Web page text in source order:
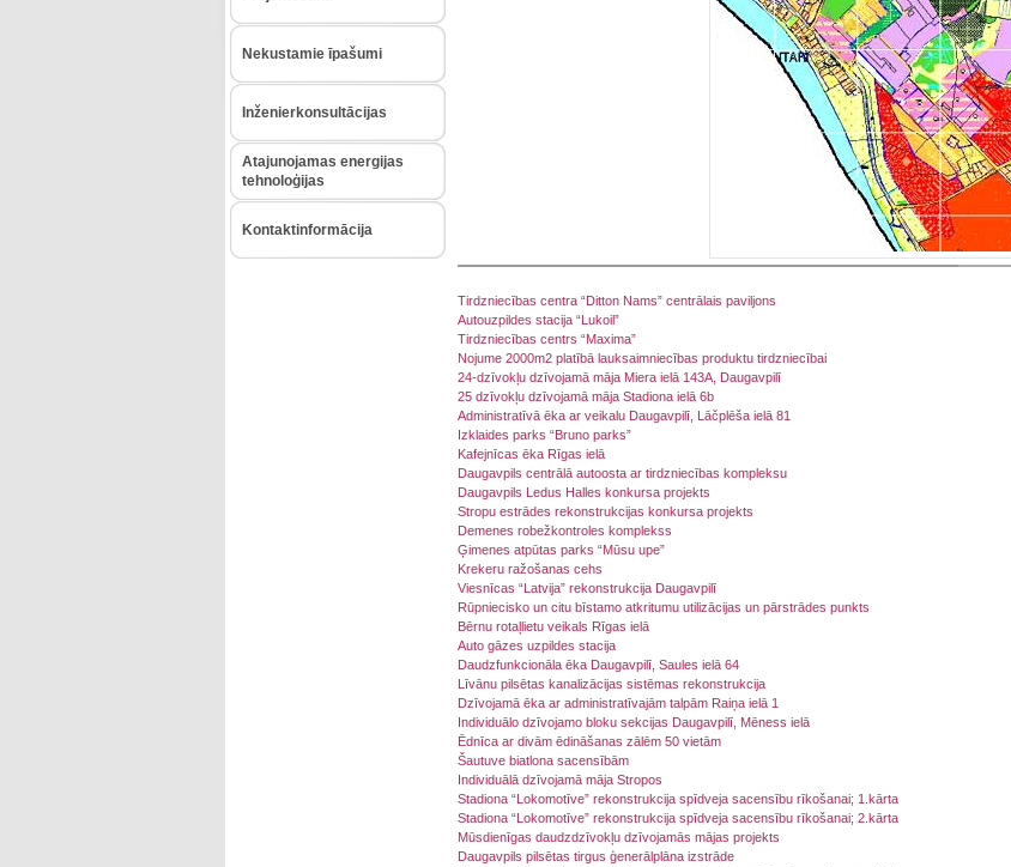
Nekustamie īpašumi
Inženierkonsultācijas
Atajunojamas energijas
tehnoloģijas
Kontaktinformācija
Tirdzniecības centra “Ditton Nams” centrālais paviljons
Autouzpildes stacija “Lukoil”
Tirdzniecības centrs “Maxima”
Nojume 2000m2 platībā lauksaimniecības produktu tirdzniecībai
24-dzīvokļu dzīvojamā māja Miera ielā 143A, Daugavpilī
25 dzīvokļu dzīvojamā māja Stadiona ielā 6b
Administratīvā ēka ar veikalu Daugavpilī, Lāčplēša ielā 81
Izklaides parks “Bruno parks”
Kafejnīcas ēka Rīgas ielā
Daugavpils centrālā autoosta ar tirdzniecības kompleksu
Daugavpils Ledus Halles konkursa projekts
Stropu estrādes rekonstrukcijas konkursa projekts
Demenes robežkontroles komplekss
Ģimenes atpūtas parks “Mūsu upe”
Krekeru ražošanas cehs
Viesnīcas “Latvija” rekonstrukcija Daugavpilī
Rūpniecisko un citu bīstamo atkritumu utilizācijas un pārstrādes punkts
Bērnu rotaļlietu veikals Rīgas ielā
Auto gāzes uzpildes stacija
Daudzfunkcionāla ēka Daugavpilī, Saules ielā 64
Līvānu pilsētas kanalizācijas sistēmas rekonstrukcija
Dzīvojamā ēka ar administratīvajām talpām Raiņa ielā 1
Individuālo dzīvojamo bloku sekcijas Daugavpilī, Mēness ielā
Ēdnīca ar divām ēdināšanas zālēm 50 vietām
Šautuve biatlona sacensībām
Individuālā dzīvojamā māja Stropos
Stadiona “Lokomotīve” rekonstrukcija spīdveja sacensību rīkošanai; 1.kārta
Stadiona “Lokomotīve” rekonstrukcija spīdveja sacensību rīkošanai; 2.kārta
Mūsdienīgas daudzdzīvokļu dzīvojamās mājas projekts
Daugavpils pilsētas tirgus ģenerālplāna izstrāde